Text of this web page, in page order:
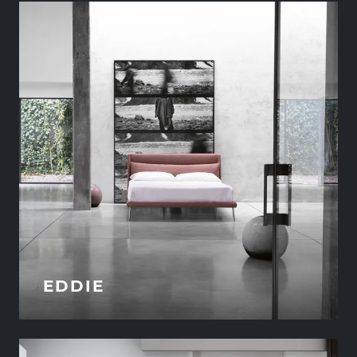
EDDIE